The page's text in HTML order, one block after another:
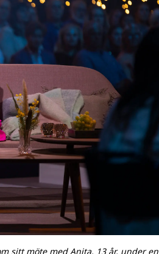
sitt möte med Anita, 13 år, under en